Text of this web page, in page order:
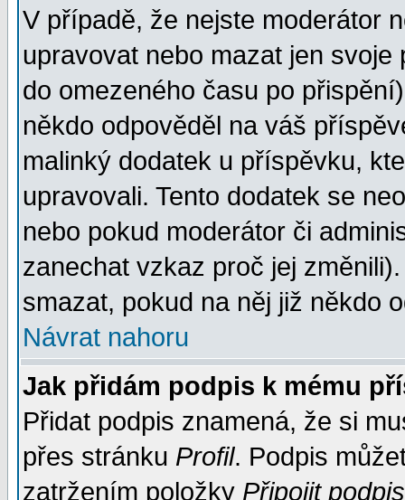
V případě, že nejste moderátor
upravovat nebo mazat jen
do omezeného času po
někdo odpověděl na váš
malinký dodatek u příspěvku,
upravovali. Tento dodatek se
nebo pokud moderátor či
zanechat vzkaz proč jej
smazat, pokud na něj již někdo
Návrat nahoru
Jak přidám podpis k mému
Přidat podpis znamená, že si
přes stránku Profil. Podpis
zatržením položky Připojit podpis